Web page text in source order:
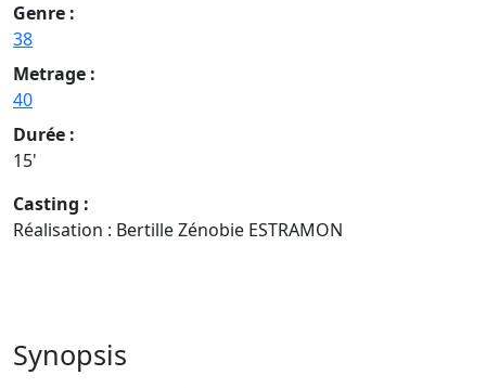
Genre :
38
Metrage :
40
Durée :
15'
Casting :
Réalisation : Bertille Zénobie ESTRAMON
Synopsis